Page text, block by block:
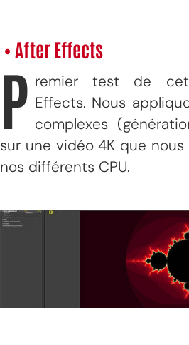
• After Effects
P remier test de
Effects. Nous
complexes
sur une vidéo 4K que
nos différents CPU.